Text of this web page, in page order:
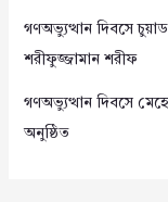
গণঅভ্যুত্থান দিবসে
শরীফুজ্জামান শরীফ
গণঅভ্যুত্থান দিবসে
অনুষ্ঠিত